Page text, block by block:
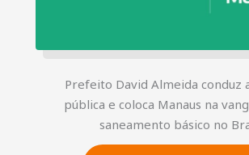
Prefeito David Almeida conduz
pública e coloca Manaus na
saneamento básico no